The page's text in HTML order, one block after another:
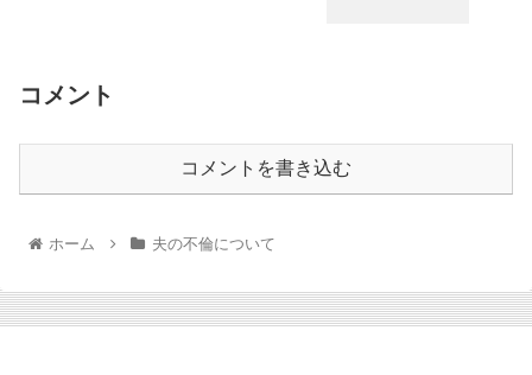
コメント
コメントを書き込む
ホーム 夫の不倫について